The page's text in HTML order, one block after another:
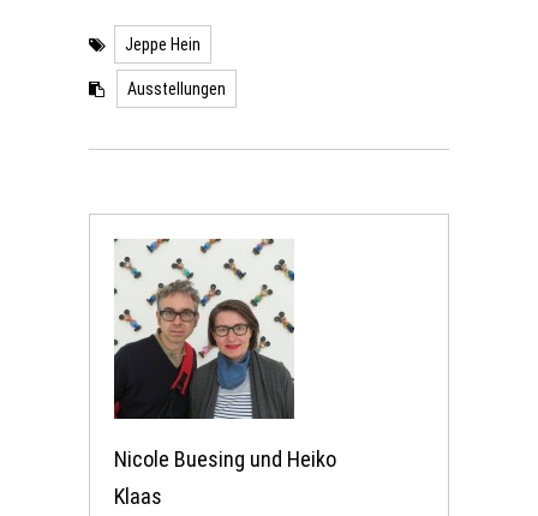
Jeppe Hein
Ausstellungen
Nicole Buesing und Heiko
Klaas